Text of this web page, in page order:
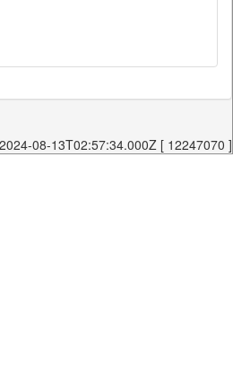
2024-08-13T02:57:34.000Z [ 12247070 ]